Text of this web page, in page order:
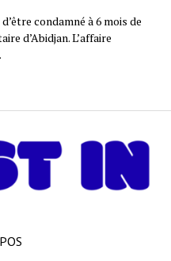
condamné à 6 mois de
d’Abidjan. L’affaire